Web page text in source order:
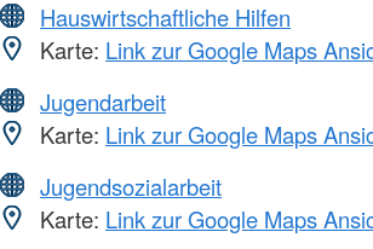
Hauswirtschaftliche Hilfen
Karte: Link zur Google Maps
Jugendarbeit
Karte: Link zur Google Maps
Jugendsozialarbeit
Karte: Link zur Google Maps